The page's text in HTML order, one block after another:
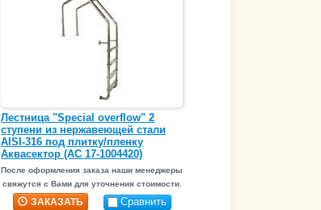
Лестница "Special overflow" 2
ступени из нержавеющей стали
AISI-316 под плитку/пленку
Аквасектор (АС 17-1004420)
После оформления заказа наши менеджеры
свяжутся с Вами для уточнения стоимости.
ЗАКАЗАТЬ Сравнить